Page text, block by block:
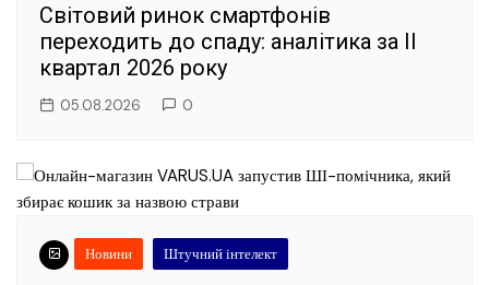
Світовий ринок смартфонів
переходить до спаду: аналітика за II
квартал 2026 року
05.08.2026 0
Новини Штучний інтелект